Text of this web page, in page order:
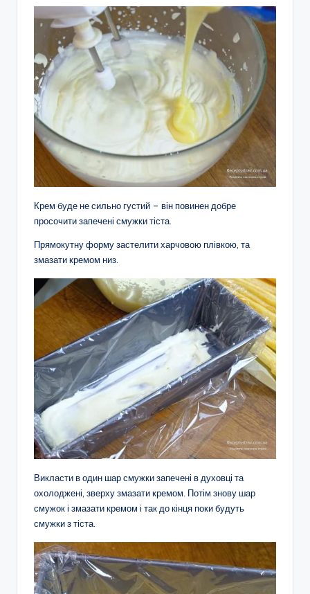
Крем буде не сильно густий – він повинен добре
просочити запечені смужки тіста.
Прямокутну форму застелити харчовою плівкою, та
змазати кремом низ.
Викласти в один шар смужки запечені в духовці та
охолоджені, зверху змазати кремом. Потім знову шар
смужок і змазати кремом і так до кінця поки будуть
смужки з тіста.